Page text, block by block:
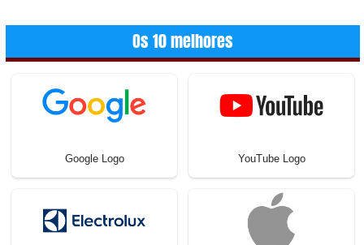
Os 10 melhores
Google Logo YouTube Logo